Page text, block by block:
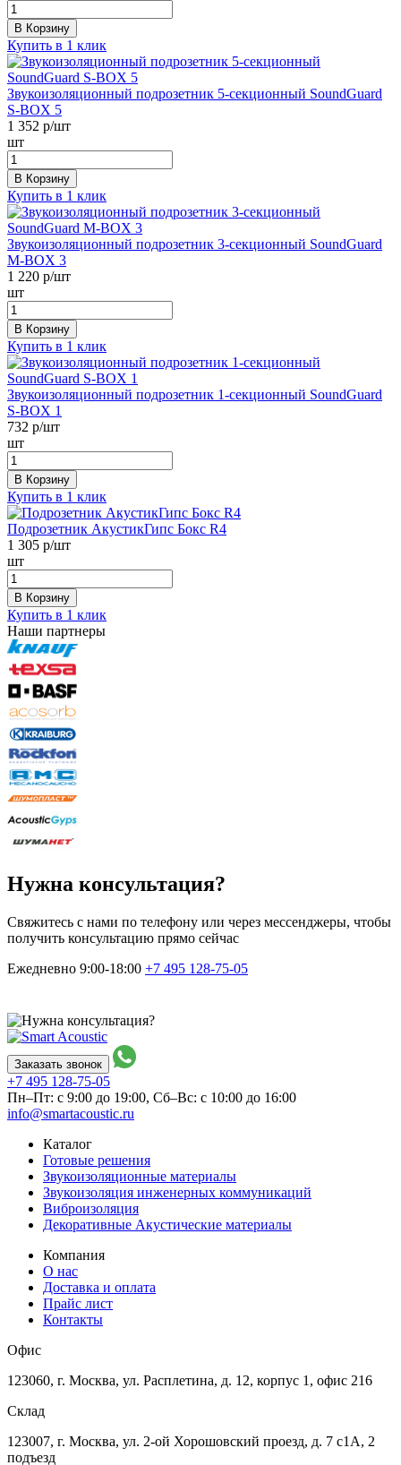
В Корзину
Купить в 1 клик
Звукоизоляционный подрозетник 5-секционный SoundGuard
S-BOX 5
1 352 р/шт
шт
В Корзину
Купить в 1 клик
Звукоизоляционный подрозетник 3-секционный SoundGuard
M-BOX 3
1 220 р/шт
шт
В Корзину
Купить в 1 клик
Звукоизоляционный подрозетник 1-секционный SoundGuard
S-BOX 1
732 р/шт
шт
В Корзину
Купить в 1 клик
Подрозетник АкустикГипс Бокс R4
1 305 р/шт
шт
В Корзину
Купить в 1 клик
Наши партнеры
Нужна консультация?
Свяжитесь с нами по телефону или через мессенджеры, чтобы
получить консультацию прямо сейчас
Ежедневно 9:00-18:00 +7 495 128-75-05
Заказать звонок
+7 495 128-75-05
Пн–Пт: с 9:00 до 19:00, Сб–Вс: с 10:00 до 16:00
info@smartacoustic.ru
Каталог
Готовые решения
Звукоизоляционные материалы
Звукоизоляция инженерных коммуникаций
Виброизоляция
Декоративные Акустические материалы
Компания
О нас
Доставка и оплата
Прайс лист
Контакты
Офис
123060, г. Москва, ул. Расплетина, д. 12, корпус 1, офис 216
Склад
123007, г. Москва, ул. 2-ой Хорошовский проезд, д. 7 с1А, 2
подъезд